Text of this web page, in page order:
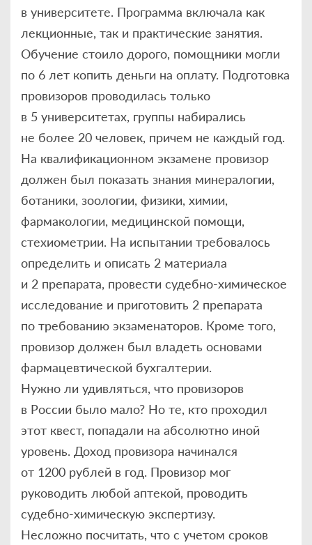
в университете. Программа включала как
лекционные, так и практические занятия.
Обучение стоило дорого, помощники могли
по 6 лет копить деньги на оплату. Подготовка
провизоров проводилась только
в 5 университетах, группы набирались
не более 20 человек, причем не каждый год.
На квалификационном экзамене провизор
должен был показать знания минералогии,
ботаники, зоологии, физики, химии,
фармакологии, медицинской помощи,
стехиометрии. На испытании требовалось
определить и описать 2 материала
и 2 препарата, провести судебно-химическое
исследование и приготовить 2 препарата
по требованию экзаменаторов. Кроме того,
провизор должен был владеть основами
фармацевтической бухгалтерии.
Нужно ли удивляться, что провизоров
в России было мало? Но те, кто проходил
этот квест, попадали на абсолютно иной
уровень. Доход провизора начинался
от 1200 рублей в год. Провизор мог
руководить любой аптекой, проводить
судебно-химическую экспертизу.
Несложно посчитать, что с учетом сроков